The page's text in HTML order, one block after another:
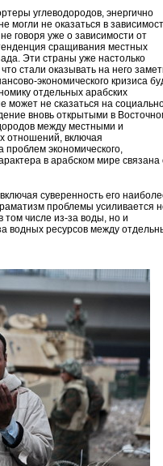
углеводородов, энергично
могли не оказаться в
говоря уже о зависимости от
сращивания местных
Эти страны уже настолько
стали оказывать на него
экономического кризиса
отдельных арабских
может не сказаться на
вновь открытыми в
между местными и
отношений, включая
проблем экономического,
в арабском мире связана
суверенность его
проблемы усиливается
том числе из-за воды, но и
водных ресурсов между